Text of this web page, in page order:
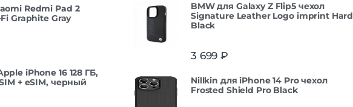
Redmi Pad 2
Graphite Gray
iPhone 16 128 ГБ,
+ eSIM, черный
BMW для Galaxy Z Flip5 чехол
Signature Leather Logo imprint Hard
Black
3 699 ₽
Nillkin для iPhone 14 Pro чехол
Frosted Shield Pro Black